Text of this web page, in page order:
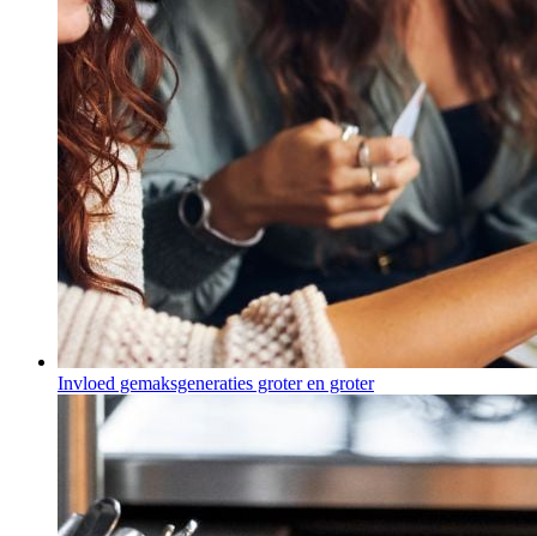
Invloed gemaksgeneraties groter en groter